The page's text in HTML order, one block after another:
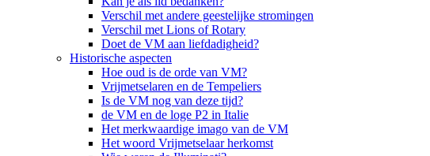
Verschil met andere geestelijke stromingen
Verschil met Lions of Rotary
Doet de VM aan liefdadigheid?
Historische aspecten
Hoe oud is de orde van VM?
Vrijmetselaren en de Tempeliers
Is de VM nog van deze tijd?
de VM en de loge P2 in Italie
Het merkwaardige imago van de VM
Het woord Vrijmetselaar herkomst